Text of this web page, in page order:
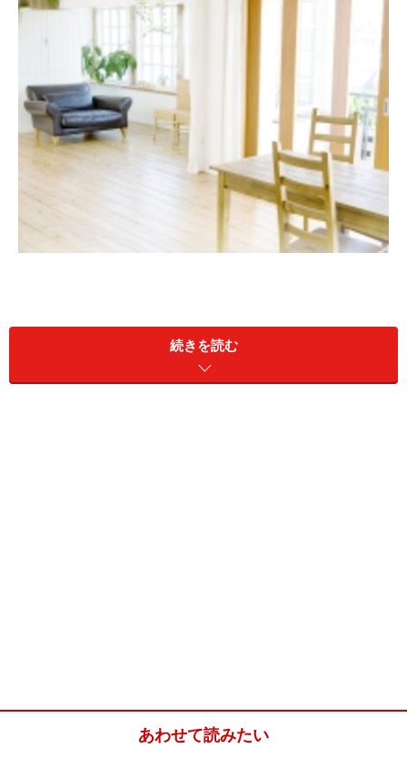
テンを取り換えてみたり、カーテン生地と合わせたクッ
ションカバーを製作してもらえば、お部屋に一体感が生
続きを読む
あわせて読みたい